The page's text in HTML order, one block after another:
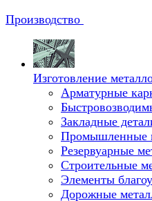
Производство
Изготовление
Арматурные
Закладные
Промышленные
Резервуарные
Строительные
Элементы
Дорожные